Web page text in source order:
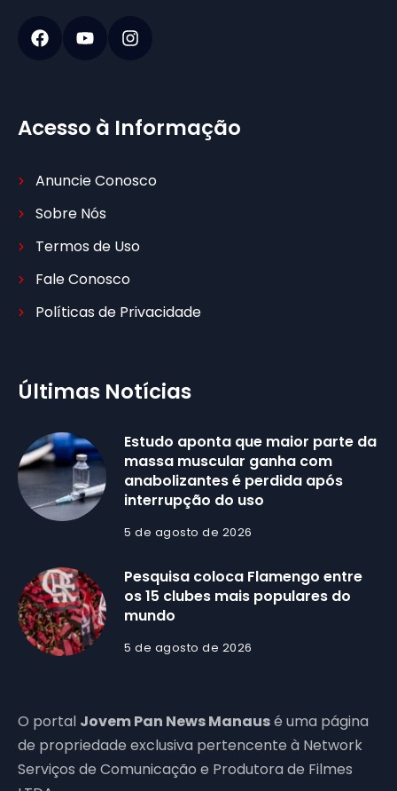
Acesso à Informação
Anuncie Conosco
Sobre Nós
Termos de Uso
Fale Conosco
Políticas de Privacidade
Últimas Notícias
Estudo aponta que maior parte da
massa muscular ganha com
anabolizantes é perdida após
interrupção do uso
5 de agosto de 2026
Pesquisa coloca Flamengo entre
os 15 clubes mais populares do
mundo
5 de agosto de 2026
O portal Jovem Pan News Manausé uma página
de propriedade exclusiva pertencente à Network
Serviços de Comunicação e Produtora de Filmes